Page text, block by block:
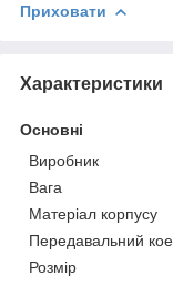
Приховати
Характеристики
Основні
Виробник
Вага
Матеріал корпусу
Передавальний
Розмір